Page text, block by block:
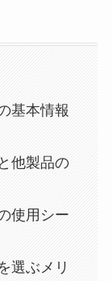
基本情報
他製品の
使用シー
選ぶメリ